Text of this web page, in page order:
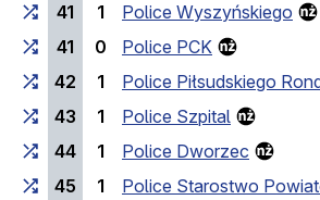
41
1
Police Wyszyńskiego
41
0
Police PCK
42
1
Police Piłsudskiego
43
1
Police Szpital
44
1
Police Dworzec
45
1
Police Starostwo